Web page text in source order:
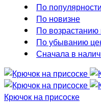
По популярности
По новизне
По
По убыванию
Сначала в
Крючок на присоске